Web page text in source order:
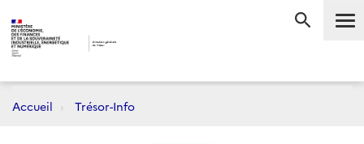
Accueil Trésor-Info